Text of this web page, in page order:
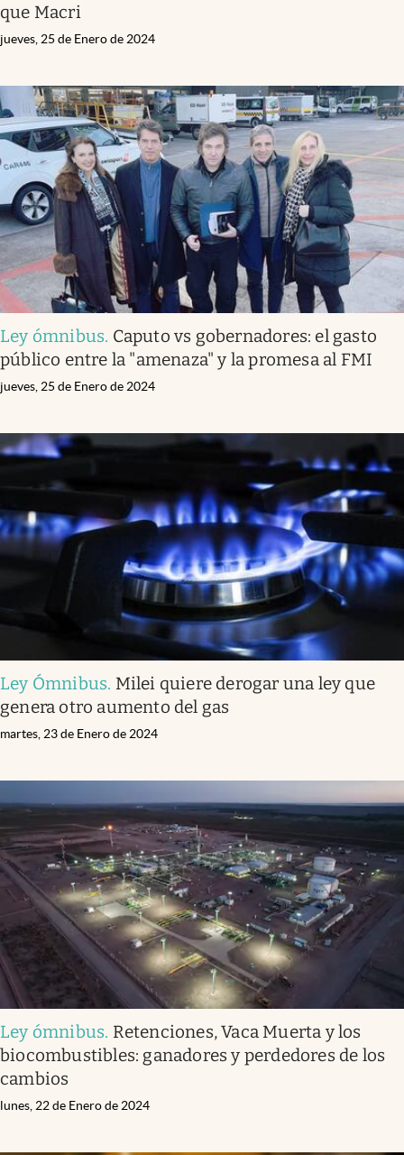
que Macri
jueves, 25 de Enero de 2024
Ley ómnibus. Caputo vs gobernadores: el gasto
público entre la "amenaza" y la promesa al FMI
jueves, 25 de Enero de 2024
Ley Ómnibus. Milei quiere derogar una ley que
genera otro aumento del gas
martes, 23 de Enero de 2024
Ley ómnibus. Retenciones, Vaca Muerta y los
biocombustibles: ganadores y perdedores de los
cambios
lunes, 22 de Enero de 2024